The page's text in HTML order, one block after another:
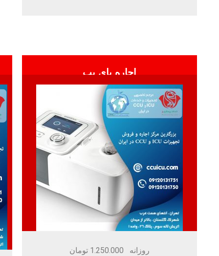
اجاره بای پپ
روزانه 1.250.000 تومان